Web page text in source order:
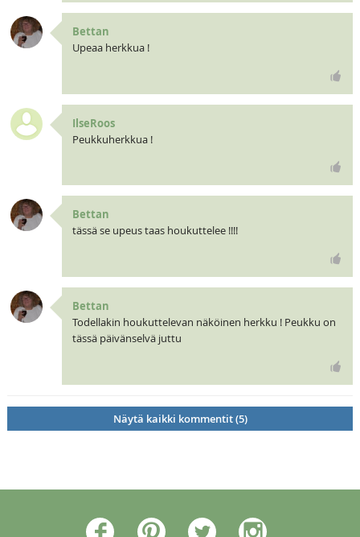
Bettan
Upeaa herkkua !
IlseRoos
Peukkuherkkua !
Bettan
tässä se upeus taas houkuttelee !!!!
Bettan
Todellakin houkuttelevan näköinen herkku ! Peukku on
tässä päivänselvä juttu
Näytä kaikki kommentit (5)